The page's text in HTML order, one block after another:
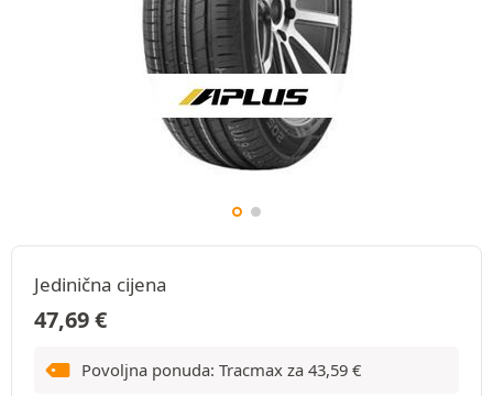
Jedinična cijena
47,69€
Povoljna ponuda: Tracmax za 43,59 €